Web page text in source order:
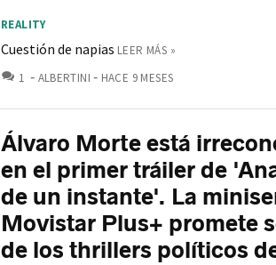
REALITY
Cuestión de napias LEER MÁS »
1 COMENTARIOS
ALBERTINI HACE 9 MESES
Álvaro Morte está
en el primer tráiler de
de un instante'. La
Movistar Plus+ promete
de los thrillers políticos